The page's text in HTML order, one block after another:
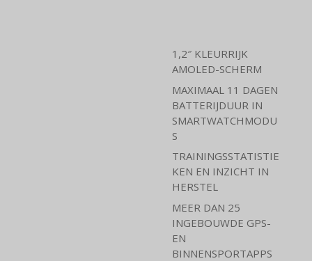
1,2″ KLEURRIJK
AMOLED-SCHERM
MAXIMAAL 11 DAGEN
BATTERIJDUUR IN
SMARTWATCHMODU
S
TRAININGSSTATISTIE
KEN EN INZICHT IN
HERSTEL
MEER DAN 25
INGEBOUWDE GPS-
EN
BINNENSPORTAPPS